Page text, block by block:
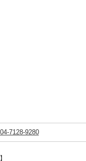
04-7128-9280